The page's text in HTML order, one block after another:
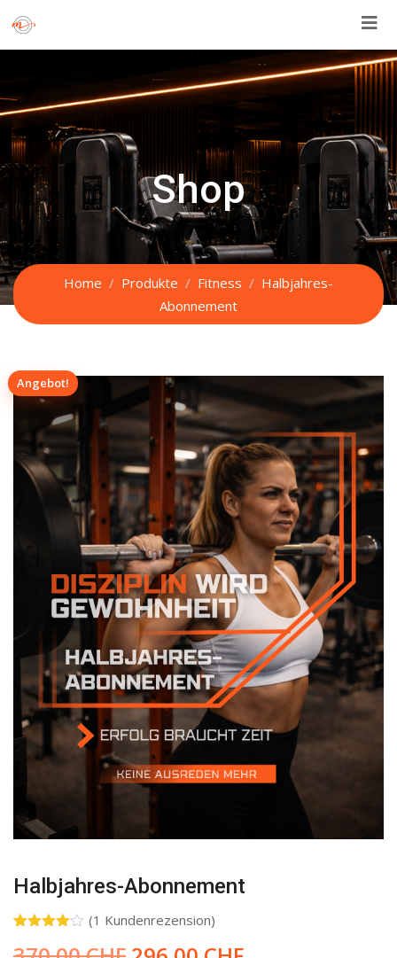
Shop
Home Produkte Fitness
Halbjahres-
Abonnement
Angebot!
Halbjahres-Abonnement
mit4.00
(1 Kundenrezension)